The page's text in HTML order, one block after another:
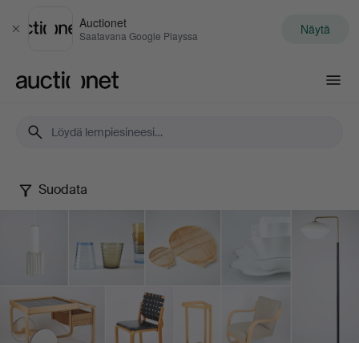
Sulje
Auctionet
Saatavana Google Playssa Näytä
Design
Aalto
Suodata